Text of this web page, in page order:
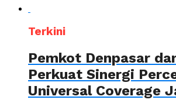
Terkini
Pemkot Denpasar
Perkuat Sinergi
Universal Coverage